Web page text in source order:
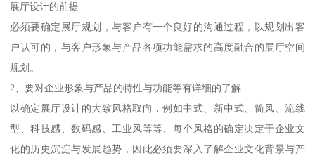
展厅设计的前提
必须要确定展厅规划，与客户有一个良好的沟通过程，以规划出客
户认可的，与客户形象与产品各项功能需求的高度融合的展厅空间
规划。
2、要对企业形象与产品的特性与功能等有详细的了解
以确定展厅设计的大致风格取向，例如中式、新中式、简风、流线
型、科技感、数码感、工业风等等、每个风格的确定决定于企业文
化的历史沉淀与发展趋势，因此必须要深入了解企业文化背景与产